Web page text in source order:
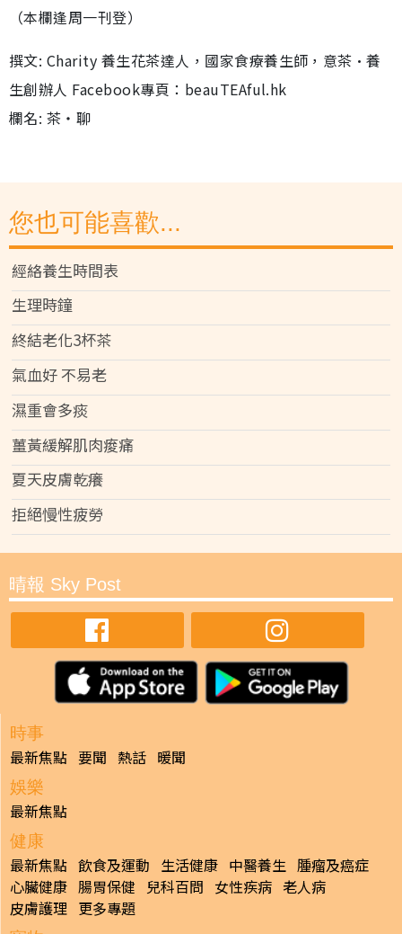
（本欄逢周一刊登）
撰文: Charity 養生花茶達人，國家食療養生師，意茶•養
生創辦人 Facebook專頁：beauTEAful.hk
欄名: 茶‧聊
您也可能喜歡...
經絡養生時間表
生理時鐘
終結老化3杯茶
氣血好 不易老
濕重會多痰
薑黃緩解肌肉痠痛
夏天皮膚乾癢
拒絕慢性疲勞
晴報 Sky Post
時事
最新焦點 要聞 熱話 暖聞
娛樂
最新焦點
健康
最新焦點 飲食及運動 生活健康 中醫養生 腫瘤及癌症
心臟健康 腸胃保健 兒科百問 女性疾病 老人病
皮膚護理 更多專題